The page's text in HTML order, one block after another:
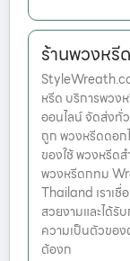
ร้านพวงหรี
หรีด บริการพวง
ออนไลน์ จัดส่งทั่
ถูก พวงหรีดดอ
ของใช้ พวงหรีด
พวงหรีดกทม
Thailand เราเ
สวยงามและได้
ความเป็นตัวขอ
ต้องก